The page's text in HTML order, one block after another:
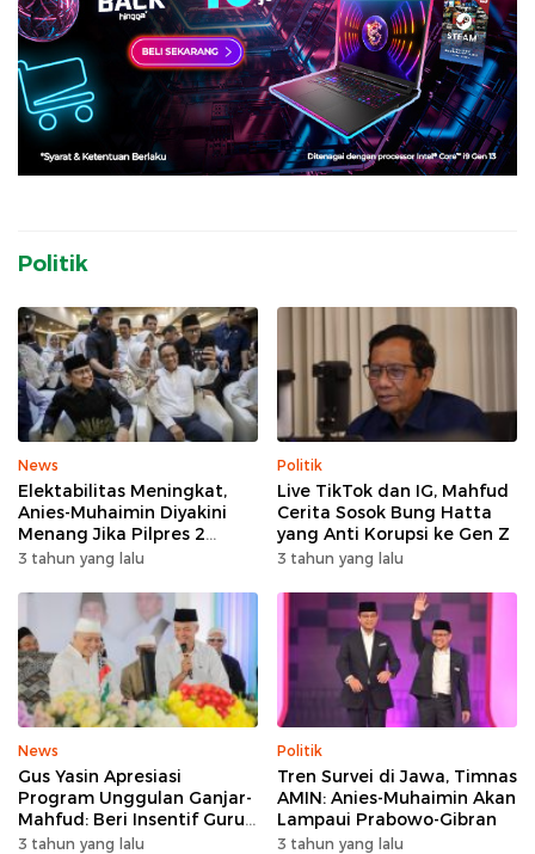
Politik
News
Elektabilitas Meningkat,
Anies-Muhaimin Diyakini
Menang Jika Pilpres 2
Putaran
3 tahun yang lalu
Politik
Live TikTok dan IG, Mahfud
Cerita Sosok Bung Hatta
yang Anti Korupsi ke Gen Z
3 tahun yang lalu
News
Gus Yasin Apresiasi
Program Unggulan Ganjar-
Mahfud: Beri Insentif Guru
Agama
3 tahun yang lalu
Politik
Tren Survei di Jawa, Timnas
AMIN: Anies-Muhaimin Akan
Lampaui Prabowo-Gibran
3 tahun yang lalu